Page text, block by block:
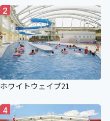
2
ホワイトウェイブ21
4